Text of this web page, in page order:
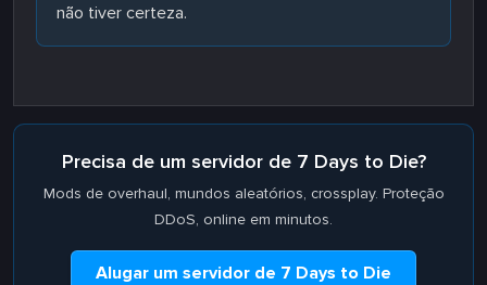
não tiver certeza.
Precisa de um servidor de 7 Days to Die?
Mods de overhaul, mundos aleatórios, crossplay. Proteção
DDoS, online em minutos.
Alugar um servidor de 7 Days to Die